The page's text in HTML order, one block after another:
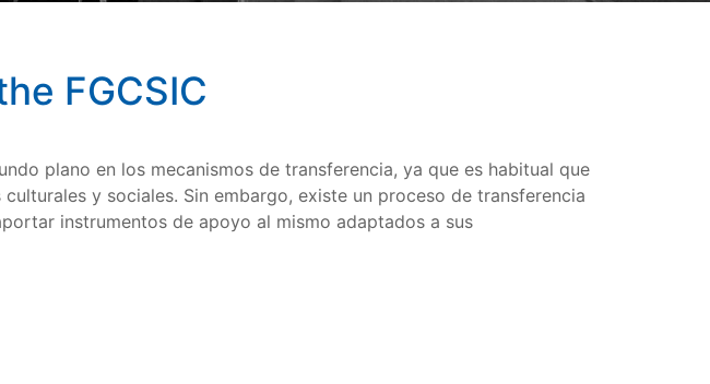
FGCSIC
plano en los mecanismos de transferencia, ya que es habitual que
y sociales. Sin embargo, existe un proceso de transferencia
instrumentos de apoyo al mismo adaptados a sus